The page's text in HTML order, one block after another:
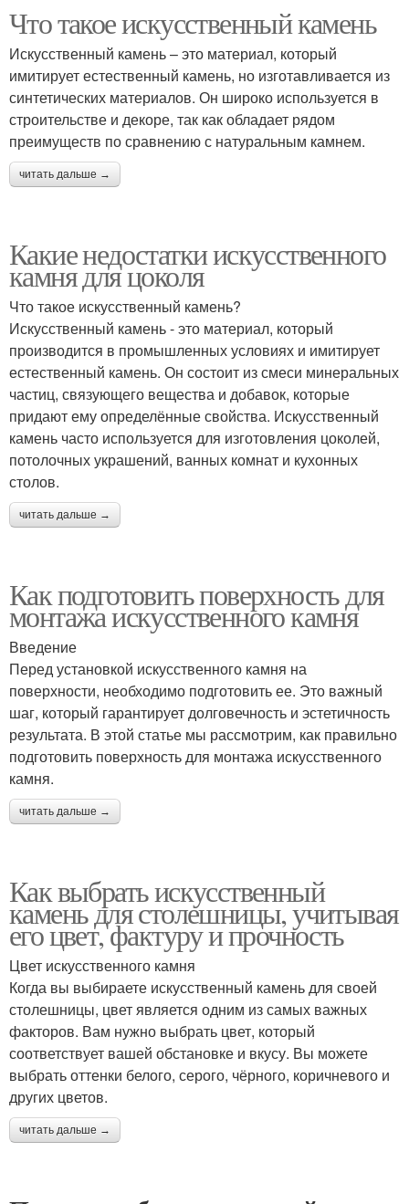
Что такое искусственный камень
Искусственный камень – это материал, который
имитирует естественный камень, но изготавливается из
синтетических материалов. Он широко используется в
строительстве и декоре, так как обладает рядом
преимуществ по сравнению с натуральным камнем.
читать дальше →
Какие недостатки искусственного
камня для цоколя
Что такое искусственный камень?
Искусственный камень - это материал, который
производится в промышленных условиях и имитирует
естественный камень. Он состоит из смеси минеральных
частиц, связующего вещества и добавок, которые
придают ему определённые свойства. Искусственный
камень часто используется для изготовления цоколей,
потолочных украшений, ванных комнат и кухонных
столов.
читать дальше →
Как подготовить поверхность для
монтажа искусственного камня
Введение
Перед установкой искусственного камня на
поверхности, необходимо подготовить ее. Это важный
шаг, который гарантирует долговечность и эстетичность
результата. В этой статье мы рассмотрим, как правильно
подготовить поверхность для монтажа искусственного
камня.
читать дальше →
Как выбрать искусственный
камень для столешницы, учитывая
его цвет, фактуру и прочность
Цвет искусственного камня
Когда вы выбираете искусственный камень для своей
столешницы, цвет является одним из самых важных
факторов. Вам нужно выбрать цвет, который
соответствует вашей обстановке и вкусу. Вы можете
выбрать оттенки белого, серого, чёрного, коричневого и
других цветов.
читать дальше →